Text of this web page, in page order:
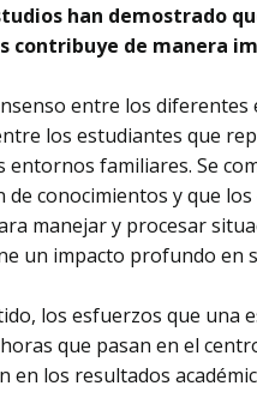
han demostrado
contribuye de manera
entre los
los estudiantes que
entornos familiares. Se
de conocimientos y que
manejar y procesar
un impacto profundo en
los esfuerzos que una
que pasan en el
en los resultados